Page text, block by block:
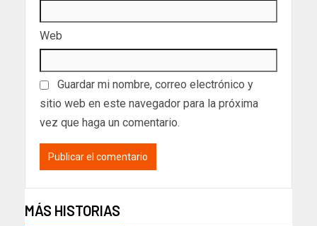
Web
Guardar mi nombre, correo electrónico y
sitio web en este navegador para la próxima
vez que haga un comentario.
MÁS HISTORIAS